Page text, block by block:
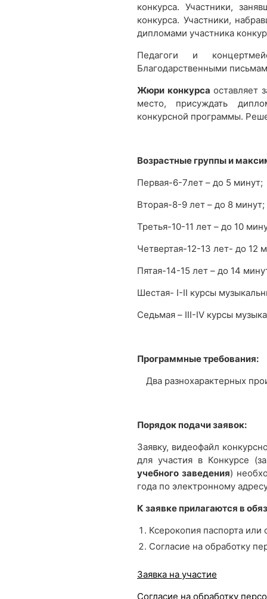
конкурса. Участники,
конкурса. Участники,
дипломами участника
Педагоги и
Благодарственными
Жюри конкурса оставляет
место, присуждать
конкурсной программы.
Возрастные группы и
Первая-6-7лет – до 5 минут;
Вторая-8-9 лет – до 8 минут;
Третья-10-11 лет – до 10
Четвертая-12-13 лет- до 12
Пятая-14-15 лет – до 14
Шестая- I-II курсы
Седьмая – III-IV курсы
Программные требования:
Два разнохарактерных
Порядок подачи заявок:
Заявку, видеофайл
для участия в Конкурсе
учебного заведения)
года по электронному
К заявке прилагаются в
Ксерокопия паспорта
Согласие на обработку
Заявка на участие
Согласие на обработку